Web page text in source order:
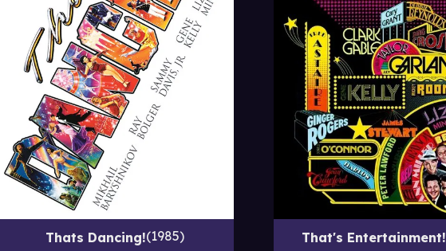
Thats Dancing! 1985 That's Entertainment!